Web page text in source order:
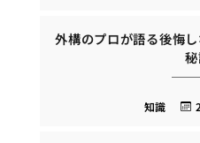
外構のプロが語る後悔
知識